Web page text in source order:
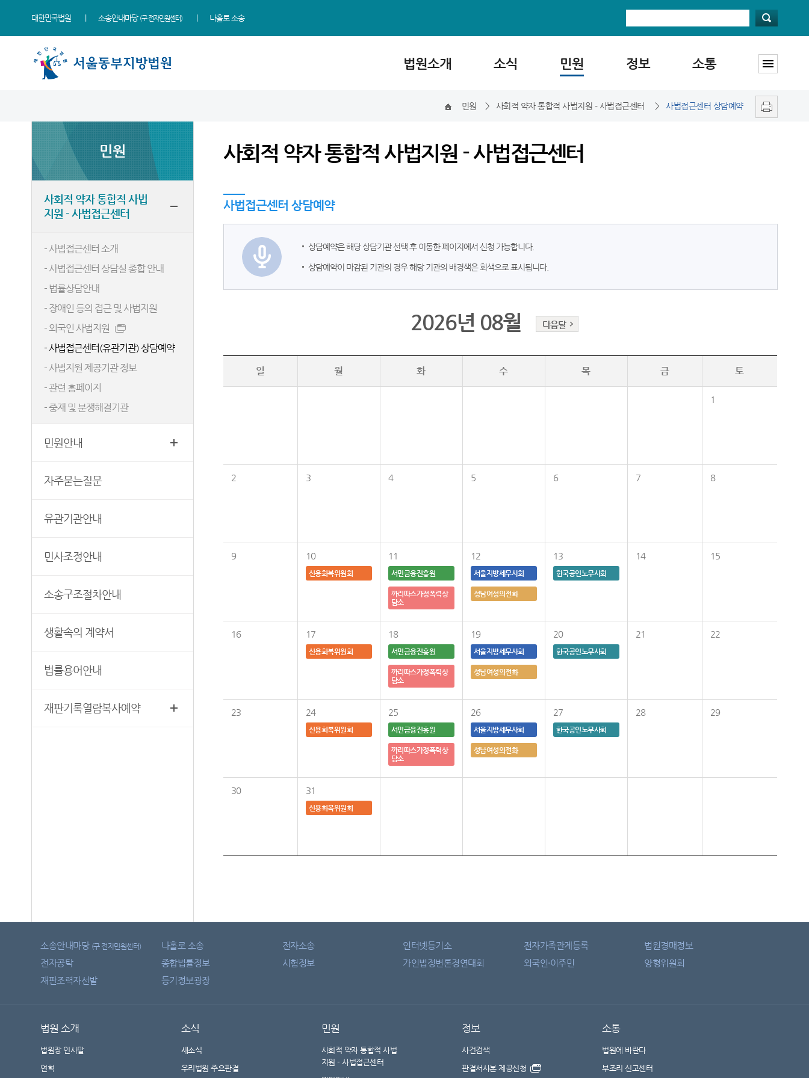
대한민국법원 소송안내마당 (구 전자민원센터) 나홀로 소송
법원소개 소식 민원 정보 소통
조직 및 전화번호
관할구역
청사안내
찾아오시는길
보안검색
우리법원 주요판결
포토뉴스
E-mail Club
사회적 약자 통합적 사법
지원 - 사법접근센터
민원안내
자주묻는질문
유관기관안내
소송구조절차안내
생활속의 계약서
법률용어안내
재판기록열람복사예약
판결서사본 제공신청
판결서 인터넷열람
부조리 신고센터
칭찬합니다
법원견학
온라인 방청신청
민원 > 사회적 약자 통합적 사법지원 - 사법접근센터 > 사법접근센터 상담예약
민원
사회적 약자 통합적 사법
지원 - 사법접근센터
- 사법접근센터 소개
- 사법접근센터 상담실 종합 안내
- 법률상담안내
- 장애인 등의 접근 및 사법지원
- 외국인 사법지원
- 사법접근센터(유관기관) 상담예약
- 사법지원 제공기관 정보
- 관련 홈페이지
- 중재 및 분쟁해결기관
민원안내
자주묻는질문
유관기관안내
민사조정안내
소송구조절차안내
생활속의 계약서
법률용어안내
재판기록열람복사예약
사회적 약자 통합적 사법지원 - 사법접근센터
사법접근센터 상담예약
상담예약은 해당 상담기관 선택 후 이동한 페이지에서 신청 가능합니다.
상담예약이 마감된 기관의 경우 해당 기관의 배경색은 회색으로 표시됩니다.
2026년 08월 다음달
일 월 화 수 목 금 토
1
2 3 4 5 6 7 8
9 10
신용회복위원회
11
서민금융진흥원
까리따스가정폭력상
담소
12
서울지방세무사회
성남여성의전화
13
한국공인노무사회
14 15
16 17
신용회복위원회
18
서민금융진흥원
까리따스가정폭력상
담소
19
서울지방세무사회
성남여성의전화
20
한국공인노무사회
21 22
23 24
신용회복위원회
25
서민금융진흥원
까리따스가정폭력상
담소
26
서울지방세무사회
성남여성의전화
27
한국공인노무사회
28 29
30 31
신용회복위원회
소송안내마당 (구 전자민원센터) 나홀로 소송 전자소송 인터넷등기소 전자가족관계등록
법원경매정보
전자공탁
종합법률정보 시험정보 가인법정변론경연대회 외국인·이주민
양형위원회
재판조력자선발
등기정보광장
법원 소개
법원장 인사말
연혁
소식
새소식
우리법원 주요판결
민원
사회적 약자 통합적 사법
지원 - 사법접근센터
정보
사건검색
판결서사본 제공신청
소통
법원에 바란다
부조리 신고센터